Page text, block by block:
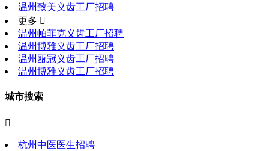
温州致美义齿工厂招聘
更多 
温州帕菲克义齿工厂招聘
温州博雅义齿工厂招聘
温州瓯冠义齿工厂招聘
温州博雅义齿工厂招聘
城市搜索

杭州中医医生招聘